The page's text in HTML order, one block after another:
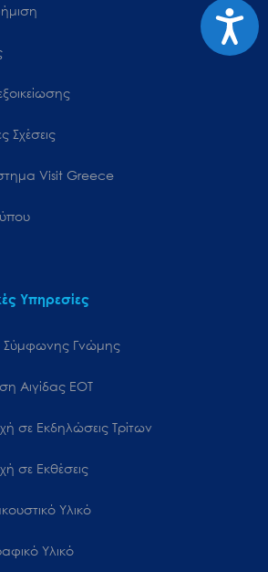
Σχέσεις
Visit Greece
Υπηρεσίες
Σύμφωνης Γνώμης
Αιγίδας ΕΟΤ
σε Εκδηλώσεις Τρίτων
σε Εκθέσεις
Υλικό
Υλικό